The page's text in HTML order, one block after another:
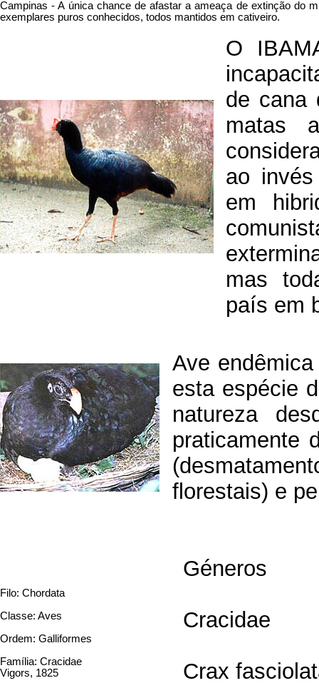
Campinas - A única chance de afastar a ameaça de extinção do
exemplares puros conhecidos, todos mantidos em cativeiro.
O
de cana
matas
ao
em
mas
país em
Ave
esta espécie
natureza
praticamente
florestais) e
Filo: Chordata
Classe: Aves
Ordem: Galliformes
Família: Cracidae
Vigors, 1825
Géneros
Cracidae
Crax